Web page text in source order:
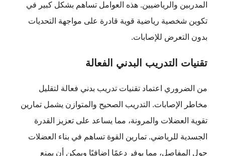
المدربين والرياضيين. هذه العوامل تساهم بشكل كبير في
تكوين شخصية رياضية قوية قادرة على مواجهة التحديات
بدون التعرض للإصابات.
تقنيات التدريب البدني الفعالة
من الضروري اعتماد تقنيات تدريب بدني فعالة لتقليل
مخاطر الإصابات. التدريب الصحيح والمتوازن يشمل تمارين
تقوية العضلات والمرونة، مما يساعد على تعزيز القدرة
الجسدية للرياضي. تمارين القوة تساهم في بناء العضلات
حول المفاصل، مما يوفر دعمًا إضافيًا ويمكن أن يمنع